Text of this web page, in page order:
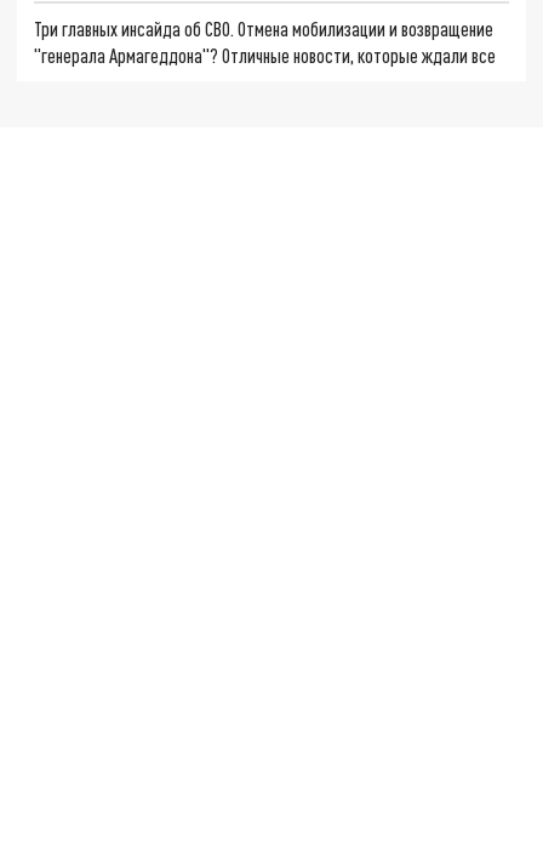
Три главных инсайда об СВО. Отмена мобилизации и возвращение
"генерала Армагеддона"? Отличные новости, которые ждали все